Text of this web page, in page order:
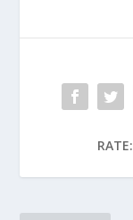
RATE: